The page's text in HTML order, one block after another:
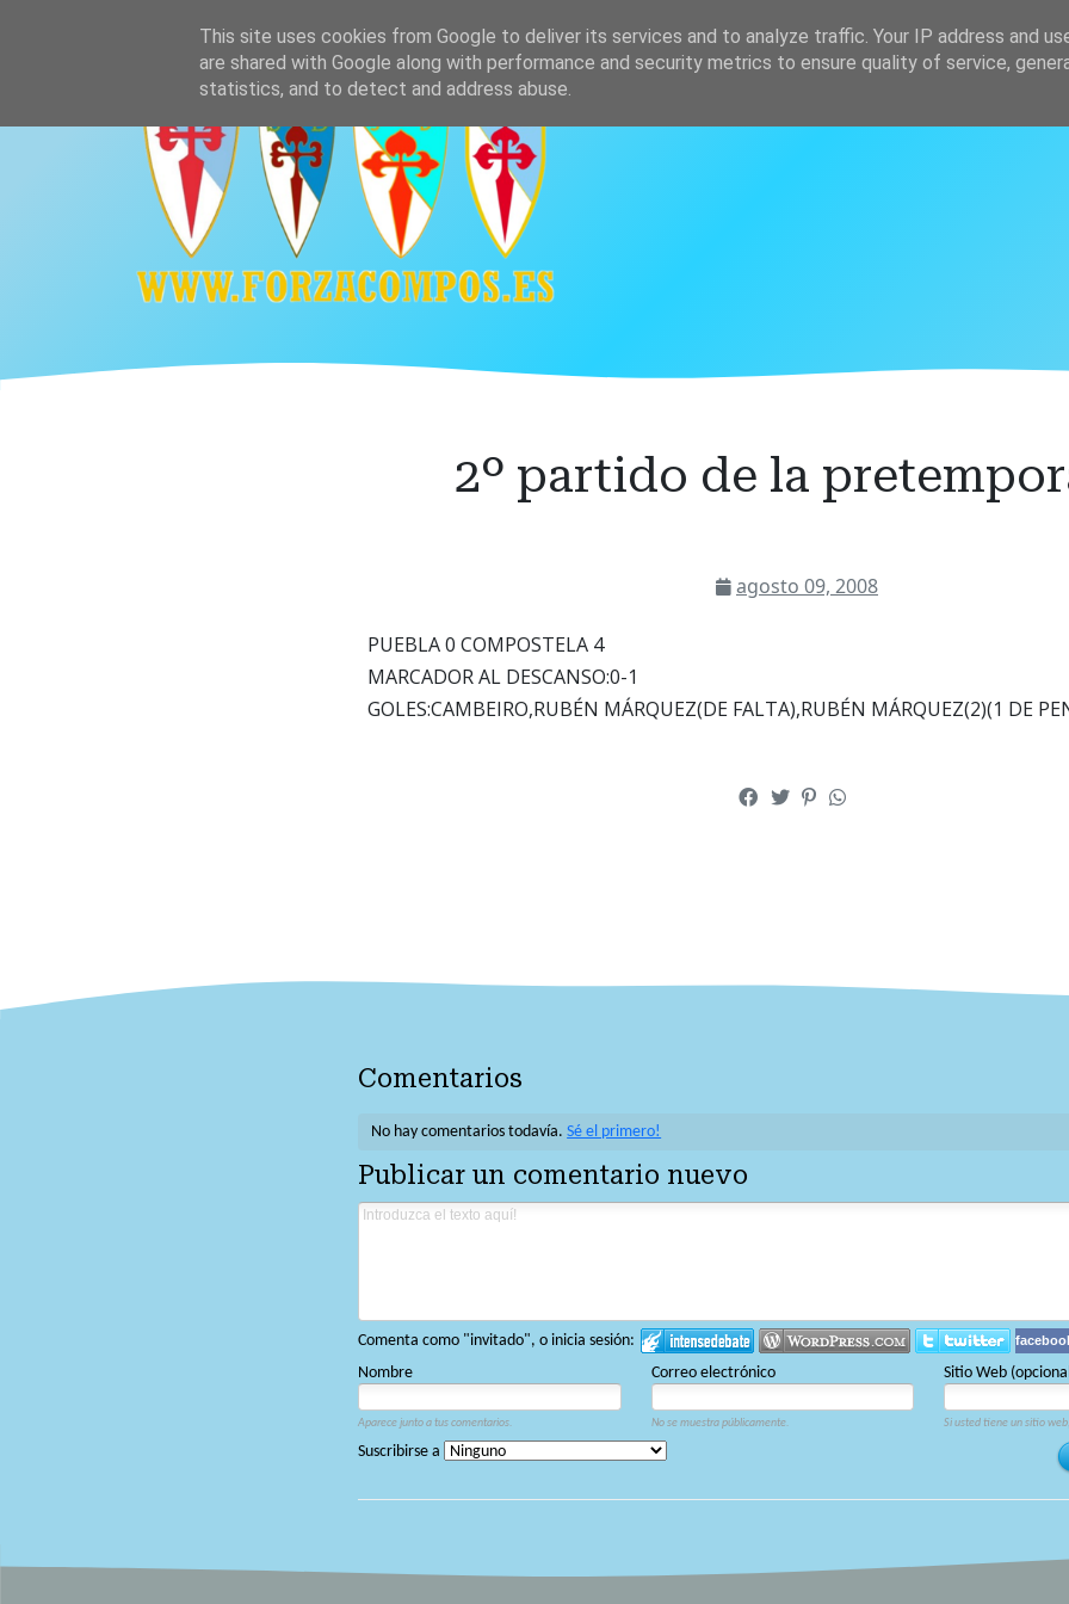
Home Plantilla Calendario y resultados Clasificación
2º partido de la
agosto 09, 2008
PUEBLA 0 COMPOSTELA 4
MARCADOR AL DESCANSO:0-1
GOLES:CAMBEIRO,RUBÉN MÁRQUEZ(DE FALTA),RUBÉN MÁRQUEZ(2)(1 DE
Comentarios
No hay comentarios todavía.Sé el primero!
Publicar un comentario nuevo
Comenta como "invitado", o inicia sesión:
Nombre Correo electrónico Sitio Web
Aparece junto a tus comentarios. No se muestra públicamente. Si usted tiene un sitio
Suscribirse a
This site uses cookies from Google to deliver its services and to analyze traffic. Your IP address and
are shared with Google along with performance and security metrics to ensure quality of service,
statistics, and to detect and address abuse.